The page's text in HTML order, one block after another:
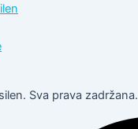
Sva prava zadržana.